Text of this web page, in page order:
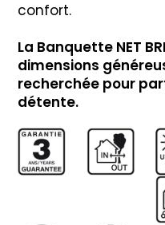
confort.
La Banquette NET
dimensions
recherchée pour
détente.